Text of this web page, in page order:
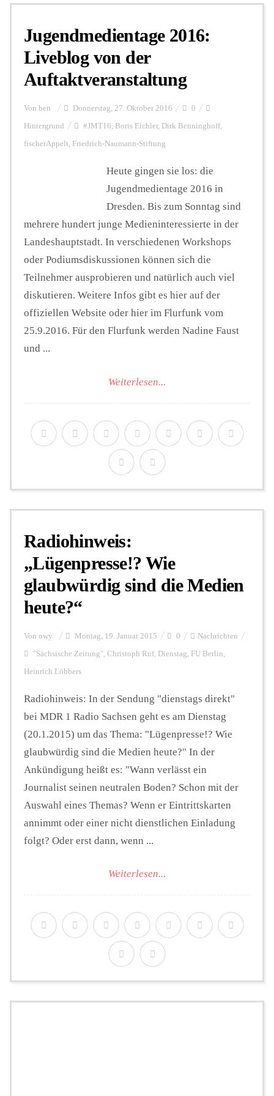
Personalien
Hintergrund
FUNKTURM-Beiträge
Podcast
Seminare
Unterstützen
Jugendmedientage 2016:
Liveblog von der
Auftaktveranstaltung
Von ben Donnerstag, 27. Oktober 2016 0
Hintergrund #JMT16, Boris Eichler, Dirk Benninghoff,
fischerAppelt, Friedrich-Naumann-Stiftung
Heute gingen sie los: die
Jugendmedientage 2016 in
Dresden. Bis zum Sonntag sind
mehrere hundert junge Medieninteressierte in der
Landeshauptstadt. In verschiedenen Workshops
oder Podiumsdiskussionen können sich die
Teilnehmer ausprobieren und natürlich auch viel
diskutieren. Weitere Infos gibt es hier auf der
offiziellen Website oder hier im Flurfunk vom
25.9.2016. Für den Flurfunk werden Nadine Faust
und ...
Weiterlesen...
Radiohinweis:
„Lügenpresse!? Wie
glaubwürdig sind die Medien
heute?“
Von owy Montag, 19. Januar 2015 0 Nachrichten
"Sächsische Zeitung", Christoph Ruf, Dienstag, FU Berlin,
Heinrich Löbbers
Radiohinweis: In der Sendung "dienstags direkt"
bei MDR 1 Radio Sachsen geht es am Dienstag
(20.1.2015) um das Thema: "Lügenpresse!? Wie
glaubwürdig sind die Medien heute?" In der
Ankündigung heißt es: "Wann verlässt ein
Journalist seinen neutralen Boden? Schon mit der
Auswahl eines Themas? Wenn er Eintrittskarten
annimmt oder einer nicht dienstlichen Einladung
folgt? Oder erst dann, wenn ...
Weiterlesen...